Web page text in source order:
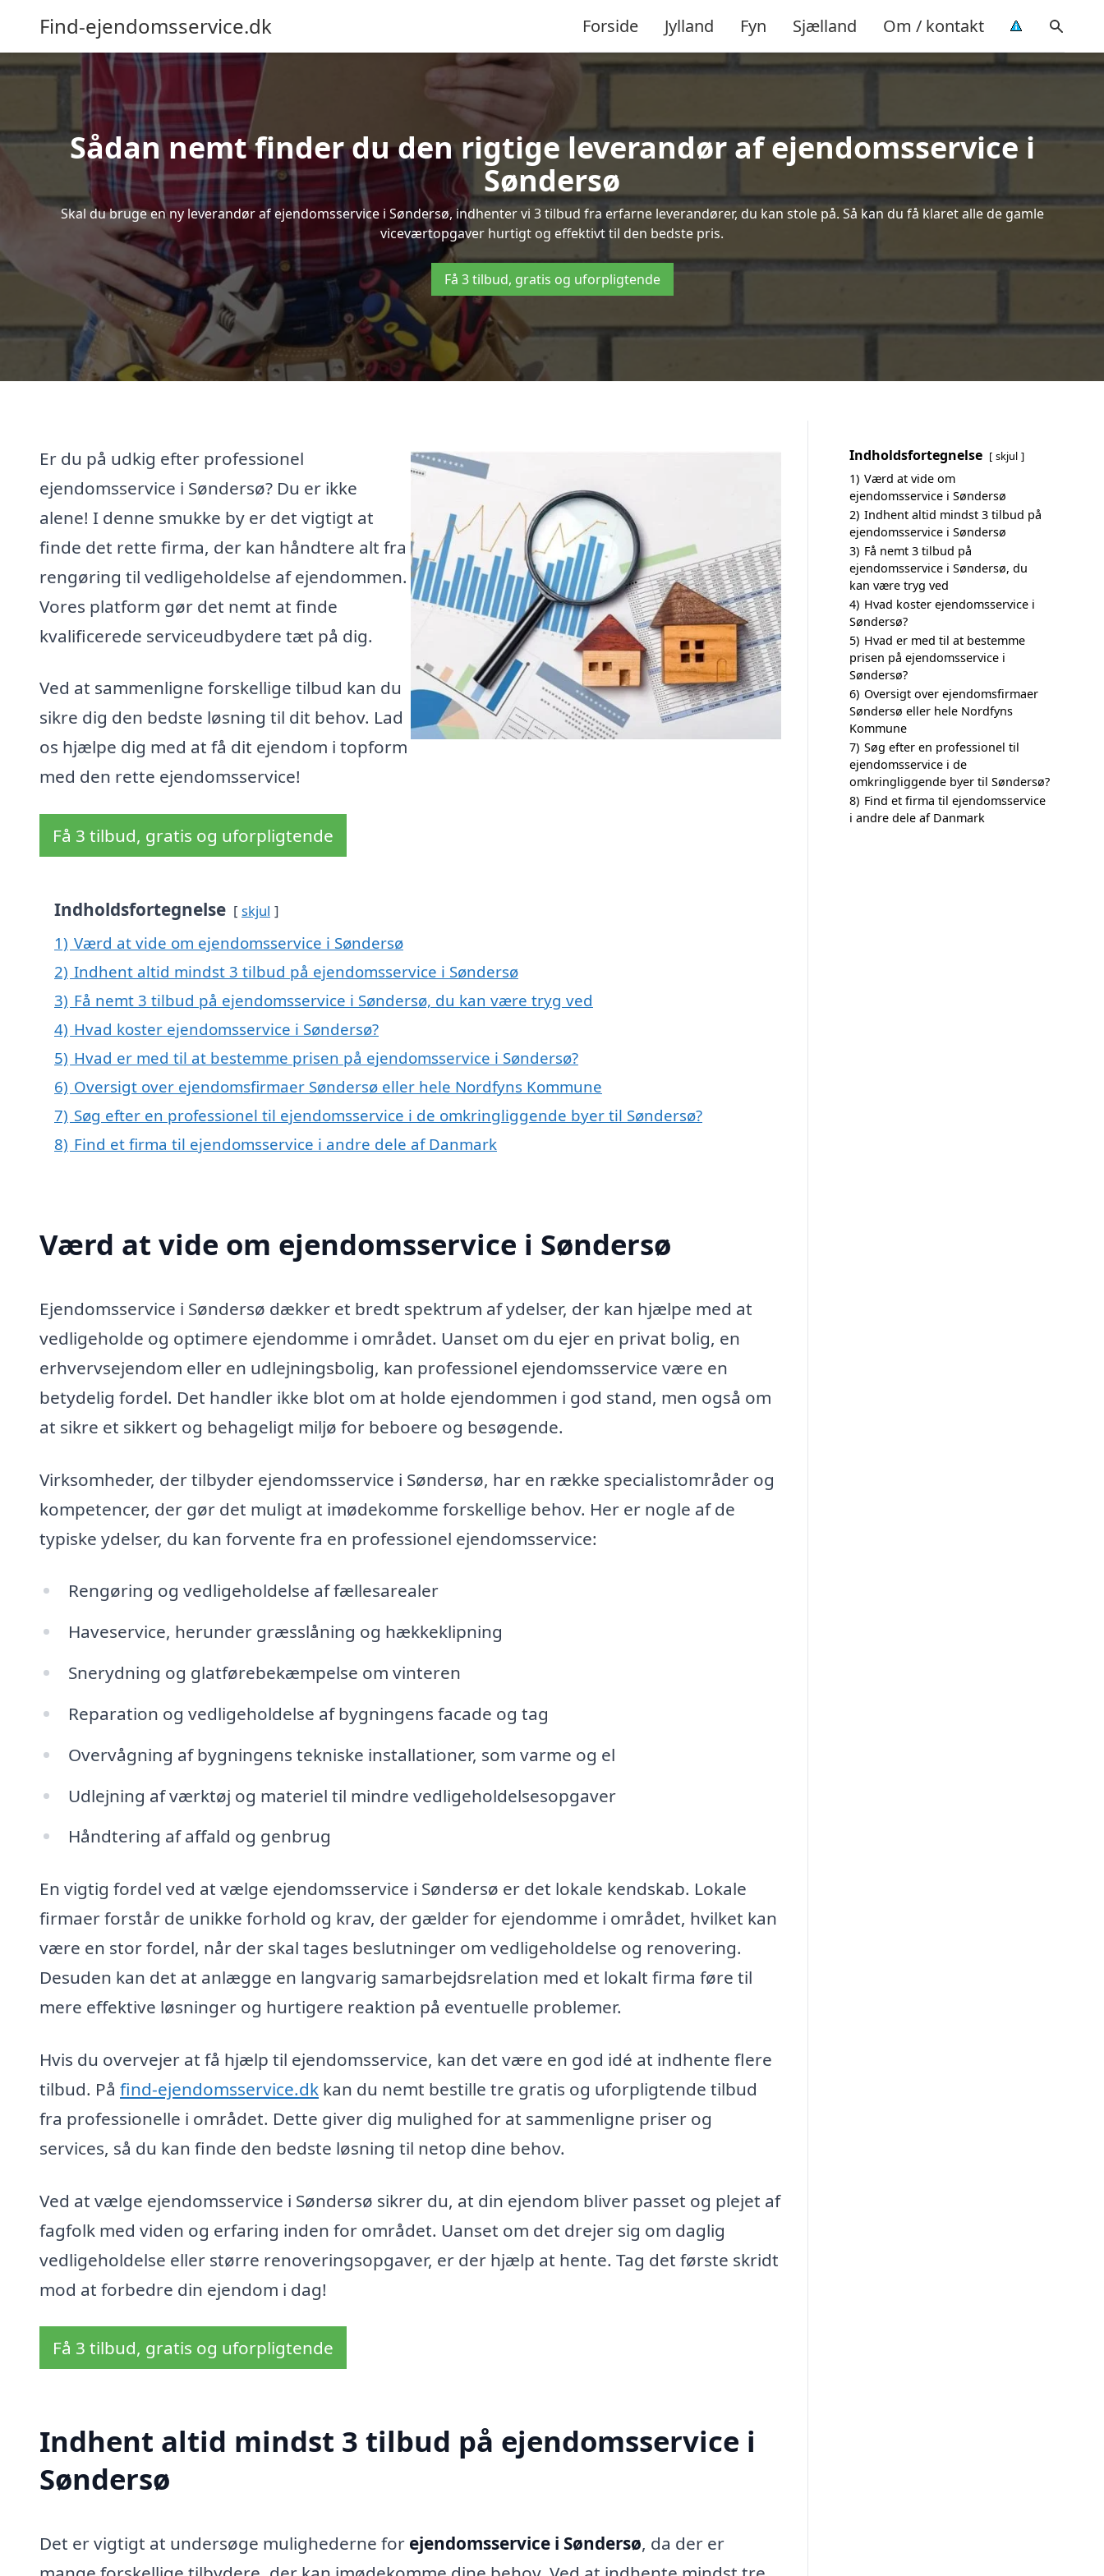
Find-ejendomsservice.dk Forside Jylland Fyn Sjælland Om / kontakt
Sådan nemt finder du den rigtige leverandør af ejendomsservice i
Søndersø
Skal du bruge en ny leverandør af ejendomsservice i Søndersø, indhenter vi 3 tilbud fra erfarne leverandører, du kan stole på. Så kan du få klaret alle de gamle
viceværtopgaver hurtigt og effektivt til den bedste pris.
Få 3 tilbud, gratis og uforpligtende
Er du på udkig efter professionel
ejendomsservice i Søndersø? Du er ikke
alene! I denne smukke by er det vigtigt at
finde det rette firma, der kan håndtere alt fra
rengøring til vedligeholdelse af ejendommen.
Vores platform gør det nemt at finde
kvalificerede serviceudbydere tæt på dig.
Ved at sammenligne forskellige tilbud kan du
sikre dig den bedste løsning til dit behov. Lad
os hjælpe dig med at få dit ejendom i topform
med den rette ejendomsservice!
Få 3 tilbud, gratis og uforpligtende
Indholdsfortegnelse skjul
1) Værd at vide om ejendomsservice i Søndersø
2) Indhent altid mindst 3 tilbud på ejendomsservice i Søndersø
3) Få nemt 3 tilbud på ejendomsservice i Søndersø, du kan være tryg ved
4) Hvad koster ejendomsservice i Søndersø?
5) Hvad er med til at bestemme prisen på ejendomsservice i Søndersø?
6) Oversigt over ejendomsfirmaer Søndersø eller hele Nordfyns Kommune
7) Søg efter en professionel til ejendomsservice i de omkringliggende byer til Søndersø?
8) Find et firma til ejendomsservice i andre dele af Danmark
Værd at vide om ejendomsservice i Søndersø
Ejendomsservice i Søndersø dækker et bredt spektrum af ydelser, der kan hjælpe med at
vedligeholde og optimere ejendomme i området. Uanset om du ejer en privat bolig, en
erhvervsejendom eller en udlejningsbolig, kan professionel ejendomsservice være en
betydelig fordel. Det handler ikke blot om at holde ejendommen i god stand, men også om
at sikre et sikkert og behageligt miljø for beboere og besøgende.
Virksomheder, der tilbyder ejendomsservice i Søndersø, har en række specialistområder og
kompetencer, der gør det muligt at imødekomme forskellige behov. Her er nogle af de
typiske ydelser, du kan forvente fra en professionel ejendomsservice:
Rengøring og vedligeholdelse af fællesarealer
Haveservice, herunder græsslåning og hækkeklipning
Snerydning og glatførebekæmpelse om vinteren
Reparation og vedligeholdelse af bygningens facade og tag
Overvågning af bygningens tekniske installationer, som varme og el
Udlejning af værktøj og materiel til mindre vedligeholdelsesopgaver
Håndtering af affald og genbrug
En vigtig fordel ved at vælge ejendomsservice i Søndersø er det lokale kendskab. Lokale
firmaer forstår de unikke forhold og krav, der gælder for ejendomme i området, hvilket kan
være en stor fordel, når der skal tages beslutninger om vedligeholdelse og renovering.
Desuden kan det at anlægge en langvarig samarbejdsrelation med et lokalt firma føre til
mere effektive løsninger og hurtigere reaktion på eventuelle problemer.
Hvis du overvejer at få hjælp til ejendomsservice, kan det være en god idé at indhente flere
tilbud. På find-ejendomsservice.dk kan du nemt bestille tre gratis og uforpligtende tilbud
fra professionelle i området. Dette giver dig mulighed for at sammenligne priser og
services, så du kan finde den bedste løsning til netop dine behov.
Ved at vælge ejendomsservice i Søndersø sikrer du, at din ejendom bliver passet og plejet af
fagfolk med viden og erfaring inden for området. Uanset om det drejer sig om daglig
vedligeholdelse eller større renoveringsopgaver, er der hjælp at hente. Tag det første skridt
mod at forbedre din ejendom i dag!
Få 3 tilbud, gratis og uforpligtende
Indhent altid mindst 3 tilbud på ejendomsservice i
Søndersø
Det er vigtigt at undersøge mulighederne for ejendomsservice i Søndersø, da der er
Indholdsfortegnelse skjul
1) Værd at vide om
ejendomsservice i Søndersø
2) Indhent altid mindst 3 tilbud på
ejendomsservice i Søndersø
3) Få nemt 3 tilbud på
ejendomsservice i Søndersø, du
kan være tryg ved
4) Hvad koster ejendomsservice i
Søndersø?
5) Hvad er med til at bestemme
prisen på ejendomsservice i
Søndersø?
6) Oversigt over ejendomsfirmaer
Søndersø eller hele Nordfyns
Kommune
7) Søg efter en professionel til
ejendomsservice i de
omkringliggende byer til Søndersø?
8) Find et firma til ejendomsservice
i andre dele af Danmark